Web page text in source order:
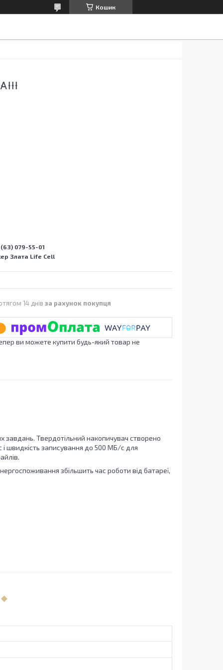
Кошик
079-55-01
Злата Life Cell
14 днів за рахунок покупця
ви можете купити будь-який товар не
завдань. Твердотільний накопичувач створено
швидкість записування до 500 МБ/с для
збільшить час роботи від батареї,